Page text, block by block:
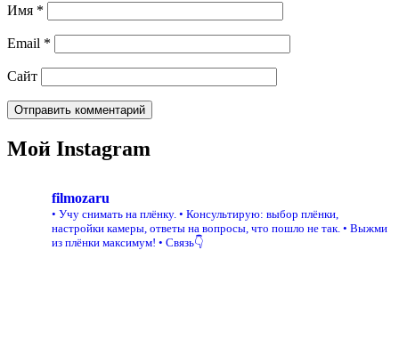
Имя *
Email *
Сайт
Мой Instagram
filmozaru
• Учу снимать на плёнку. • Консультирую: выбор плёнки,
настройки камеры, ответы на вопросы, что пошло не так. • Выжми
из плёнки максимум! • Связь👇